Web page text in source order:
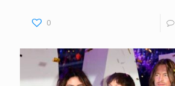
0